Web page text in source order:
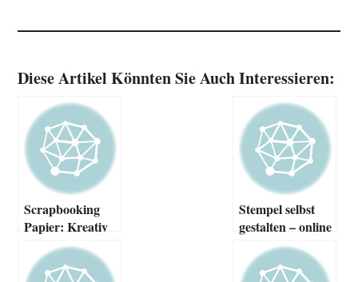
Diese Artikel Könnten Sie Auch Interessieren:
Scrapbooking
Papier: Kreativ
gestalten
Stempel selbst
gestalten – online